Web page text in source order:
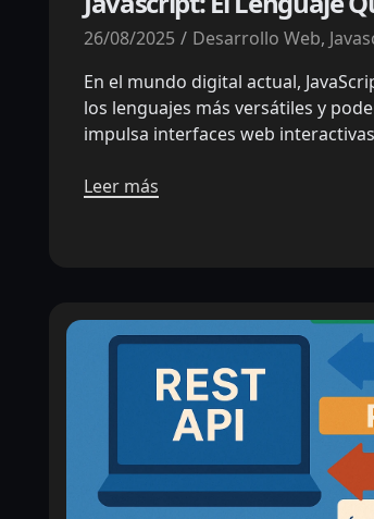
26/08/2025 Desarrollo Web,
En el mundo digital actual,
los lenguajes más versátiles y
impulsa interfaces web
Leer más